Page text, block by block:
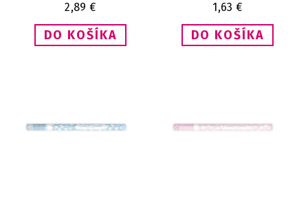
2,89 € 1,63 €